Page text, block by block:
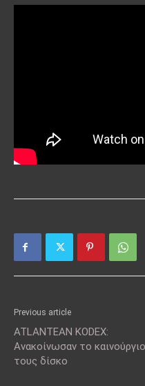
Previous article
ATLANTEAN KODEX:
Ανακοίνωσαν το καινούργιο
τους δίσκο